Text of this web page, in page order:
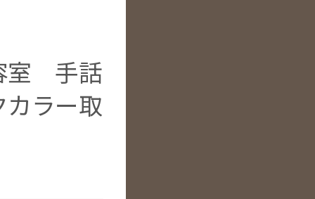
室 手話
ラー取